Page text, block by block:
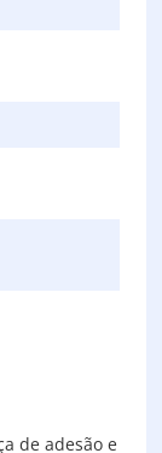
de adesão e